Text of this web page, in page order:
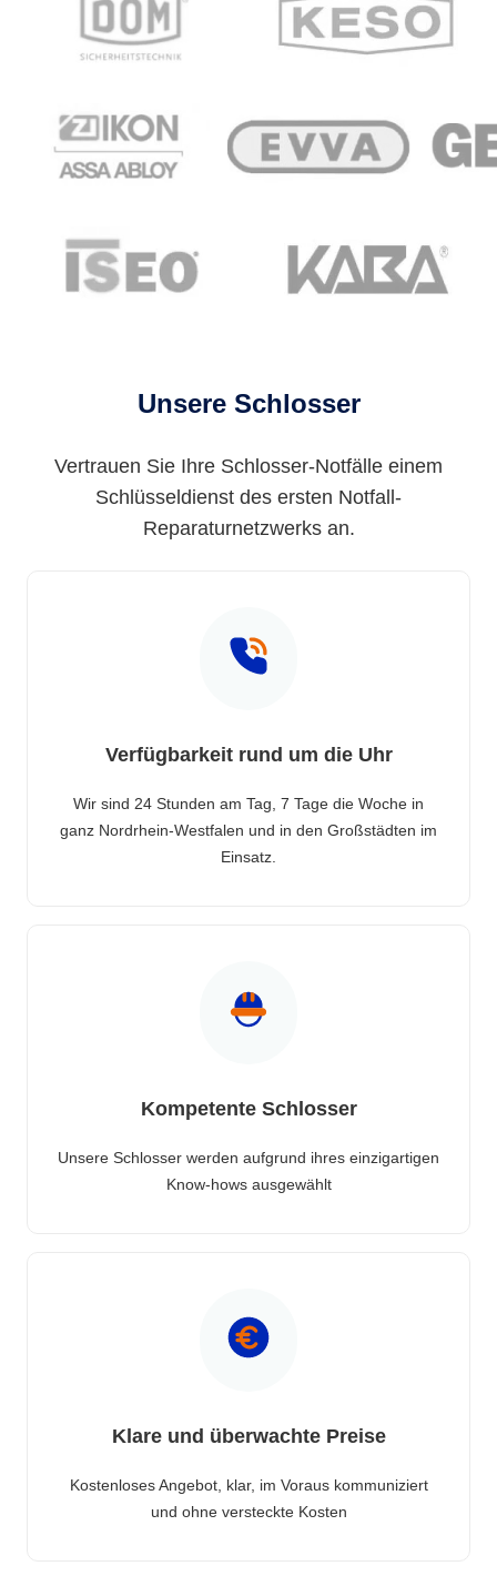
Unsere Schlosser
Vertrauen Sie Ihre Schlosser-Notfälle einem
Schlüsseldienst des ersten Notfall-
Reparaturnetzwerks an.
Verfügbarkeit rund um die Uhr
Wir sind 24 Stunden am Tag, 7 Tage die Woche in
ganz Nordrhein-Westfalen und in den Großstädten im
Einsatz.
Kompetente Schlosser
Unsere Schlosser werden aufgrund ihres einzigartigen
Know-hows ausgewählt
Klare und überwachte Preise
Kostenloses Angebot, klar, im Voraus kommuniziert
und ohne versteckte Kosten